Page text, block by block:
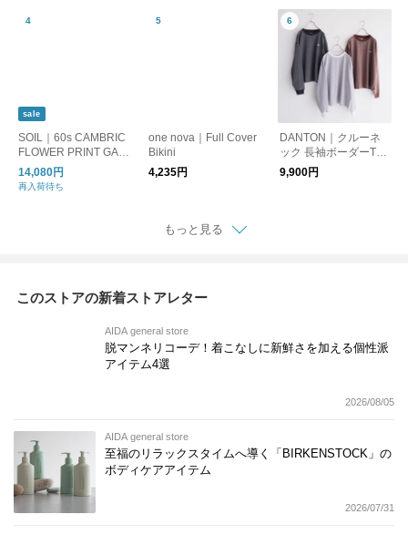
sale
SOIL｜60s CAMBRIC
FLOWER PRINT GAT
HERED SHIRT【SAL
E20％OFF!】
14,080円
再入荷待ち
one nova｜Full Cover
Bikini
4,235円
DANTON｜クルーネ
ック 長袖ボーダーTシ
ャツ【DM便発送可
能】
9,900円
もっと見る
このストアの新着ストアレター
AIDA general store
脱マンネリコーデ！着こなしに新鮮さを加える個性派
アイテム4選
2026/08/05
AIDA general store
至福のリラックスタイムへ導く「BIRKENSTOCK」の
ボディケアアイテム
2026/07/31